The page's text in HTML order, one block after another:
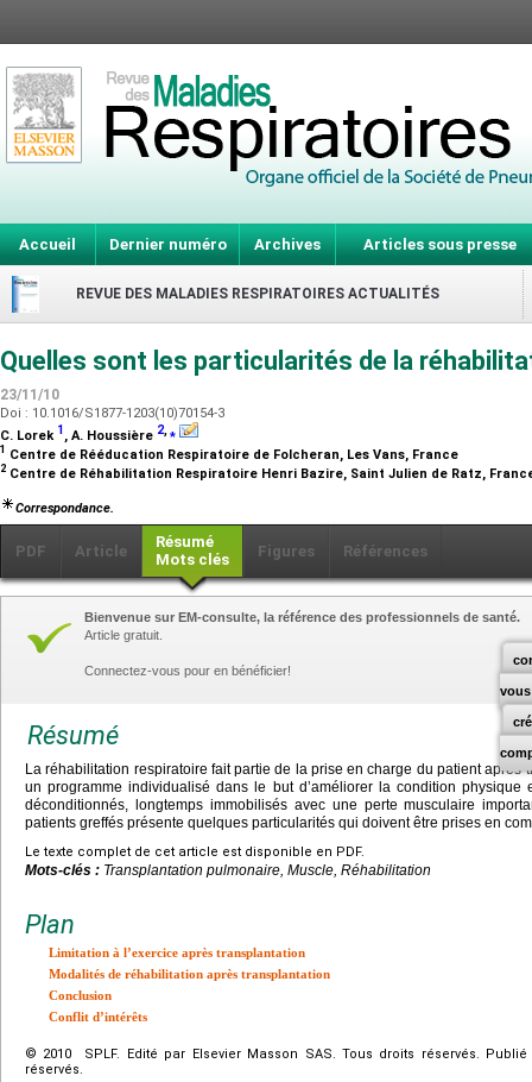
Accueil Dernier numéro Archives Articles sous presse
REVUE DES MALADIES RESPIRATOIRES ACTUALITÉS
Quelles sont les particularités de la
23/11/10
Doi : 10.1016/S1877-1203(10)70154-3
C. Lorek 1 , A. Houssière 2,⁎
1 Centre de Rééducation Respiratoire de Folcheran, Les Vans, France
2 Centre de Réhabilitation Respiratoire Henri Bazire, Saint Julien de Ratz,
Correspondance.
PDF Article
Résumé
Mots clés
Figures Références
vous
Bienvenue sur EM-consulte, la référence des professionnels de santé.
Article gratuit.
Connectez-vous pour en bénéficier!
Résumé
La réhabilitation respiratoire fait partie de la prise en charge du patient après
un programme individualisé dans le but d’améliorer la condition
déconditionnés, longtemps immobilisés avec une perte musculaire
patients greffés présente quelques particularités qui doivent être prises en
Le texte complet de cet article est disponible en PDF.
Mots-clés : Transplantation pulmonaire, Muscle, Réhabilitation
Plan
Limitation à l’exercice après transplantation
Modalités de réhabilitation après transplantation
Conclusion
Conflit d’intérêts
© 2010 SPLF. Edité par Elsevier Masson SAS. Tous droits réservés.
réservés.